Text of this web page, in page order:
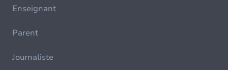
Enseignant
Parent
Journaliste